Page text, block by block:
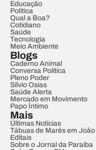
Educação
Política
Qual a Boa?
Cotidiano
Saúde
Tecnologia
Meio Ambiente
Blogs
Caderno Animal
Conversa Política
Pleno Poder
Sílvio Osias
Saúde Alerta
Mercado em Movimento
Papo Íntimo
Mais
Últimas Notícias
Tábuas de Marés em
Editais
Sobre o Jornal da Paraíba